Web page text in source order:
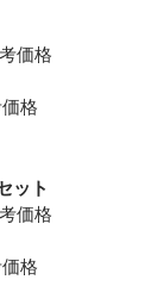
価格
価格
ット
価格
価格